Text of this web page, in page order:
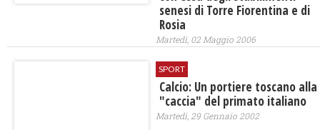
senesi di Torre Fiorentina e di
Rosia
Martedì, 02 Maggio 2006
SPORT
Calcio: Un portiere toscano alla
"caccia" del primato italiano
Martedì, 29 Gennaio 2002